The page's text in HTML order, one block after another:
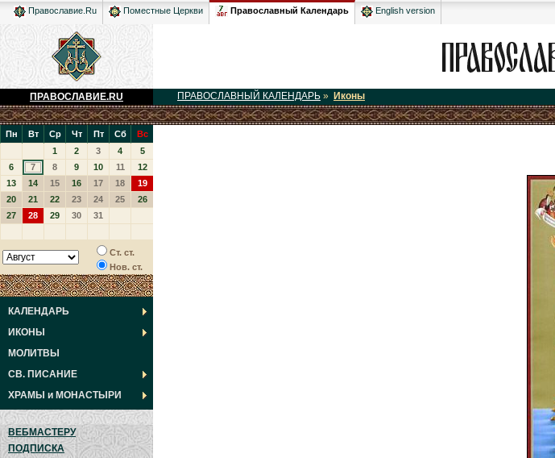
Православие.Ru Поместные Церкви Православный Календарь English version
ПРАВОСЛАВИЕ.RU ПРАВОСЛАВНЫЙ КАЛЕНДАРЬ » Иконы
Пн Вт Ср Чт Пт Сб
Вс
1
2 3 4
5
6
7 8 9 10 11
12
13
14 15 16 17 18
19
20
21 22 23 24 25
26
27
28 29 30 31
Ст. ст.
Нов. ст.
КАЛЕНДАРЬ
ИКОНЫ
МОЛИТВЫ
СВ. ПИСАНИЕ
ХРАМЫ и МОНАСТЫРИ
ВЕБМАСТЕРУ
ПОДПИСКА